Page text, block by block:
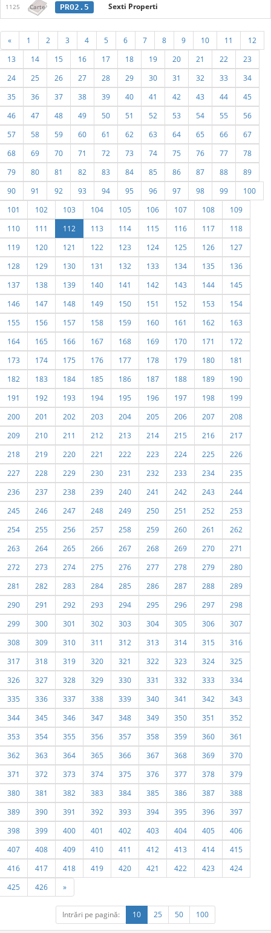
1125 Carte PRO2.5 Sexti Properti
« 1 2 3 4 5 6 7 8 9 10 11
12
13
14 15 16 17 18 19 20 21 22
23
24
25 26 27 28 29 30 31 32 33
34
35
36 37 38 39 40 41 42 43 44
45
46
47 48 49 50 51 52 53 54 55
56
57
58 59 60 61 62 63 64 65 66
67
68
69 70 71 72 73 74 75 76 77
78
79
80 81 82 83 84 85 86 87 88
89
90
91 92 93 94 95 96 97 98 99
100
101
102 103 104 105 106 107 108
109
110
111 112 113 114 115 116 117
118
119
120 121 122 123 124 125 126
127
128
129 130 131 132 133 134 135
136
137
138 139 140 141 142 143 144
145
146
147 148 149 150 151 152 153
154
155
156 157 158 159 160 161 162
163
164
165 166 167 168 169 170 171
172
173
174 175 176 177 178 179 180
181
182
183 184 185 186 187 188 189
190
191
192 193 194 195 196 197 198
199
200
201 202 203 204 205 206 207
208
209
210 211 212 213 214 215 216
217
218
219 220 221 222 223 224 225
226
227
228 229 230 231 232 233 234
235
236
237 238 239 240 241 242 243
244
245
246 247 248 249 250 251 252
253
254
255 256 257 258 259 260 261
262
263
264 265 266 267 268 269 270
271
272
273 274 275 276 277 278 279
280
281
282 283 284 285 286 287 288
289
290
291 292 293 294 295 296 297
298
299
300 301 302 303 304 305 306
307
308
309 310 311 312 313 314 315
316
317
318 319 320 321 322 323 324
325
326
327 328 329 330 331 332 333
334
335
336 337 338 339 340 341 342
343
344
345 346 347 348 349 350 351
352
353
354 355 356 357 358 359 360
361
362
363 364 365 366 367 368 369
370
371
372 373 374 375 376 377 378
379
380
381 382 383 384 385 386 387
388
389
390 391 392 393 394 395 396
397
398
399 400 401 402 403 404 405
406
407
408 409 410 411 412 413 414
415
416
417 418 419 420 421 422 423
424
425
426 »
Intrări pe pagină: 10 25 50 100